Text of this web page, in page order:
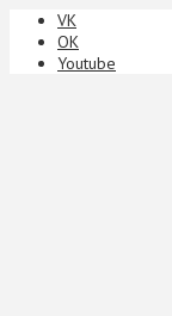
VK
ОК
Youtube